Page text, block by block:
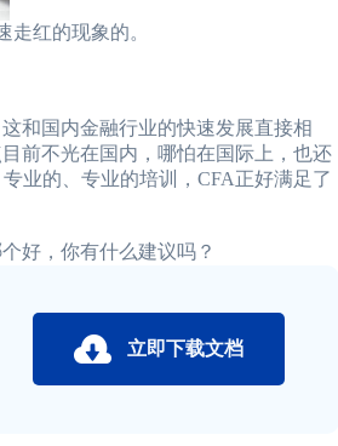
红的现象的。
和国内金融行业的快速发展直接相
前不光在国内，哪怕在国际上，也还
业的、专业的培训，CFA正好满足了
好，你有什么建议吗？
立即下载文档